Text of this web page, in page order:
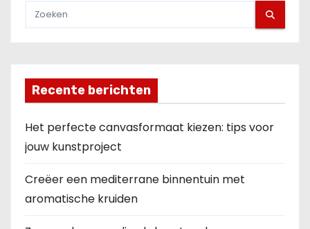
Recente berichten
Het perfecte canvasformaat kiezen: tips voor
jouw kunstproject
Creëer een mediterrane binnentuin met
aromatische kruiden